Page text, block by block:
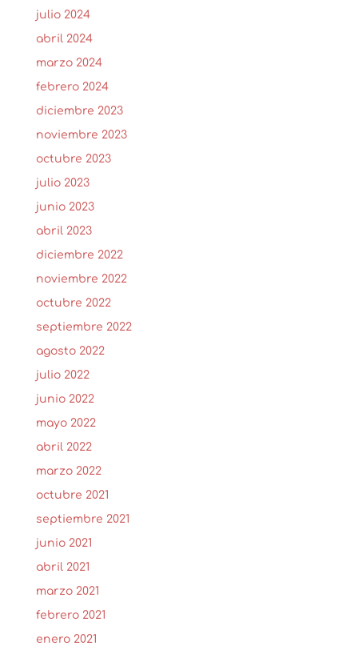
julio 2024
abril 2024
marzo 2024
febrero 2024
diciembre 2023
noviembre 2023
octubre 2023
julio 2023
junio 2023
abril 2023
diciembre 2022
noviembre 2022
octubre 2022
septiembre 2022
agosto 2022
julio 2022
junio 2022
mayo 2022
abril 2022
marzo 2022
octubre 2021
septiembre 2021
junio 2021
abril 2021
marzo 2021
febrero 2021
enero 2021